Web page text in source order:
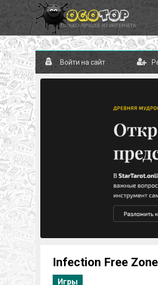
Войти на сайт
Infection Free
Игры